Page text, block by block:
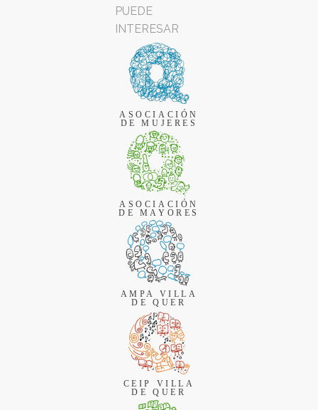
PUEDE
INTERESAR
ASOCIACIÓN
DE MUJERES
ASOCIACIÓN
DE MAYORES
AMPA VILLA
DE QUER
CEIP VILLA
DE QUER